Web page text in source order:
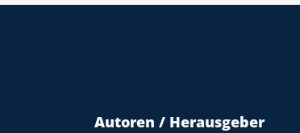
Autoren / Herausgeber